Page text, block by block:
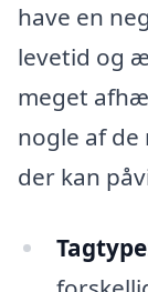
have en
levetid og
meget
nogle af de
der kan